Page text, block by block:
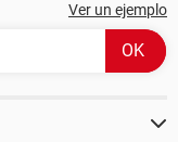
Ver un ejemplo